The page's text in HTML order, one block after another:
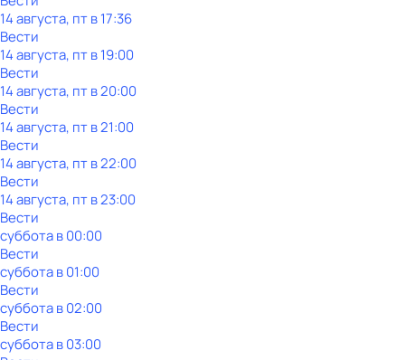
14 августа, пт в 17:36
Вести
14 августа, пт в 19:00
Вести
14 августа, пт в 20:00
Вести
14 августа, пт в 21:00
Вести
14 августа, пт в 22:00
Вести
14 августа, пт в 23:00
Вести
субботав00:00
Вести
субботав01:00
Вести
субботав02:00
Вести
субботав03:00